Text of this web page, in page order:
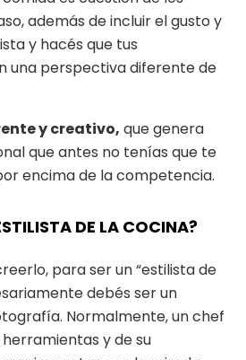
además de incluir el gusto y
y hacés que tus
una perspectiva diferente de
y creativo, que genera
que antes no tenías que te
encima de la competencia.
DE LA COCINA?
para ser un “estilista de
debés ser un
Normalmente, un chef
y de su